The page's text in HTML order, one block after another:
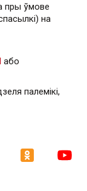
пры ўмове
на
або
палемікі,